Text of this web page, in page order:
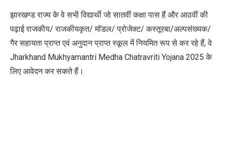
झारखण्ड राज्य के वे सभी विद्यार्थी जो सातवीं कक्षा पास हैं और आठवीं की
पढ़ाई राजकीय/ राजकीयकृत/ मॉडल/ प्रोजेक्ट/ कस्तूरबा/अल्पसंख्यक/
गैर सहायता प्राप्त एवं अनुदान प्राप्त स्कूल में नियमित रूप से कर रहे हैं,वे
Jharkhand Mukhyamantri Medha Chatravriti Yojana 2025के
लिए आवेदन कर सकते हैं।